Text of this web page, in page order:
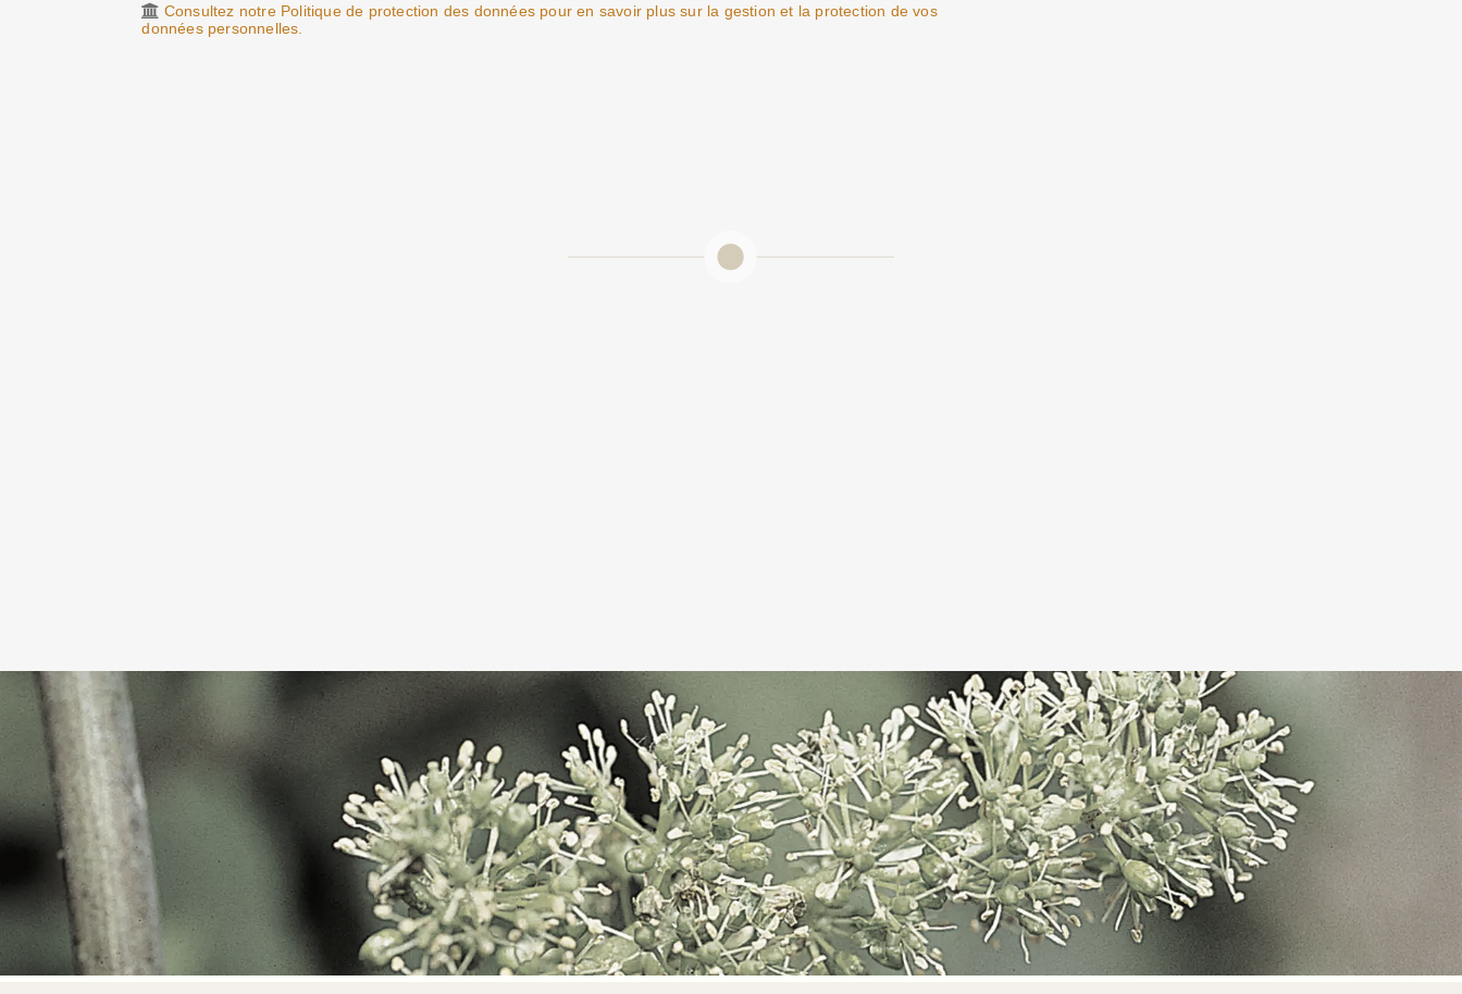
Consultez notre Politique de protection des données pour en savoir plus sur la gestion et la protection de vos
données personnelles.